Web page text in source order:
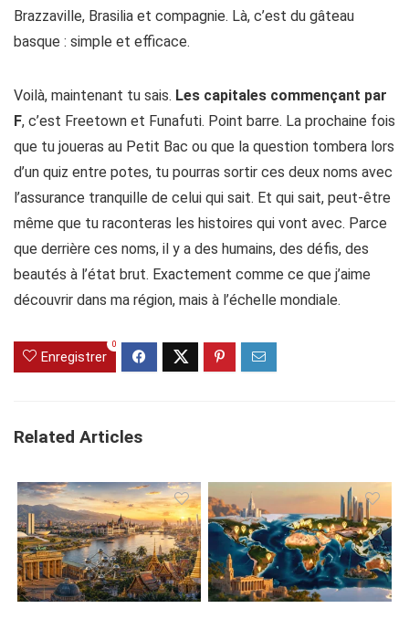
Brazzaville, Brasilia et compagnie. Là, c’est du gâteau
basque : simple et efficace.
Voilà, maintenant tu sais. Les capitales commençant par
F, c’est Freetown et Funafuti. Point barre. La prochaine fois
que tu joueras au Petit Bac ou que la question tombera lors
d’un quiz entre potes, tu pourras sortir ces deux noms avec
l’assurance tranquille de celui qui sait. Et qui sait, peut-être
même que tu raconteras les histoires qui vont avec. Parce
que derrière ces noms, il y a des humains, des défis, des
beautés à l’état brut. Exactement comme ce que j’aime
découvrir dans ma région, mais à l’échelle mondiale.
Enregistrer
0
Related Articles